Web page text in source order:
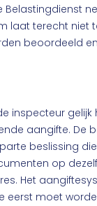
Belastingdienst
laat terecht niet
beoordeeld
inspecteur gelijk
aangifte. De
beslissing
op
Het
eerst moet